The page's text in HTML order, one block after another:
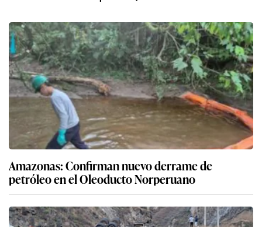
Phillip Chu Joy: “Le tengo mucho respeto a la inteligencia
artificial, pero también mucha desconfianza”
1
Diputados 2026-2031: Esta es la experiencia, nivel académico y
perfil de la nueva Cámara Baja del Congreso
2
Colombia se suma al giro regional a la derecha: cuánto cambia
la política exterior con la llegada de De la Espriella
3
Carril bidireccional del corredor Azul: Las razones detrás de la
postergación del cambio de sentido de la Av. Arequipa por parte
de la ATU
4
‘runner’ de 18 años que se reta ante miles en TikTok
5